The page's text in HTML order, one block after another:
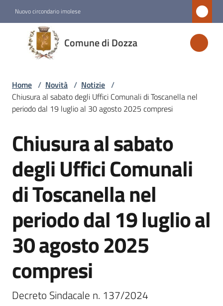
Nuovo circondario imolese
Comune di Dozza
Comune
di
Dozza
Amministrazione
Novità
Menu selezionato
Servizi
Vivere
Servizi
line
Home / Novità / Notizie /
Chiusura al sabato degli Uffici Comunali di Toscanella nel
periodo dal 19 luglio al 30 agosto 2025 compresi
Salta al contenuto
Chiusura al sabato
degli Uffici Comunali
di Toscanella nel
periodo dal 19 luglio al
30 agosto 2025
compresi
Decreto Sindacale n. 137/2024